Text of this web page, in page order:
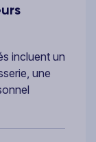
incluent un
une